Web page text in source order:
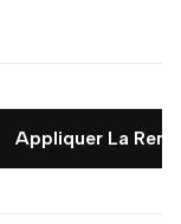
Appliquer La